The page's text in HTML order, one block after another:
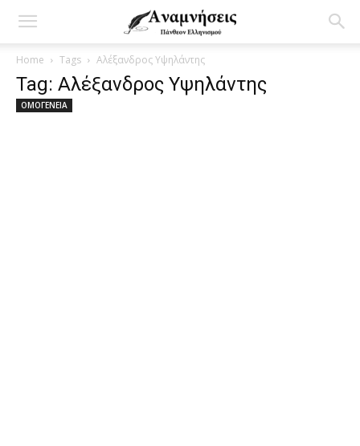
Home Tags Αλέξανδρος Υψηλάντης
Tag: Αλέξανδρος Υψηλάντης
ΟΜΟΓΕΝΕΙΑ